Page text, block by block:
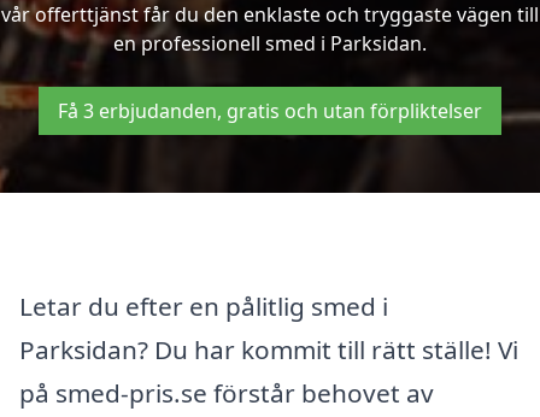
vår offerttjänst får du den enklaste och tryggaste vägen till
en professionell smed i Parksidan.
Få 3 erbjudanden, gratis och utan förpliktelser
Letar du efter en pålitlig smed i
Parksidan? Du har kommit till rätt ställe! Vi
på smed-pris.se förstår behovet av